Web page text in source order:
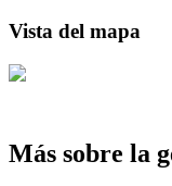
Vista del mapa
Más sobre la